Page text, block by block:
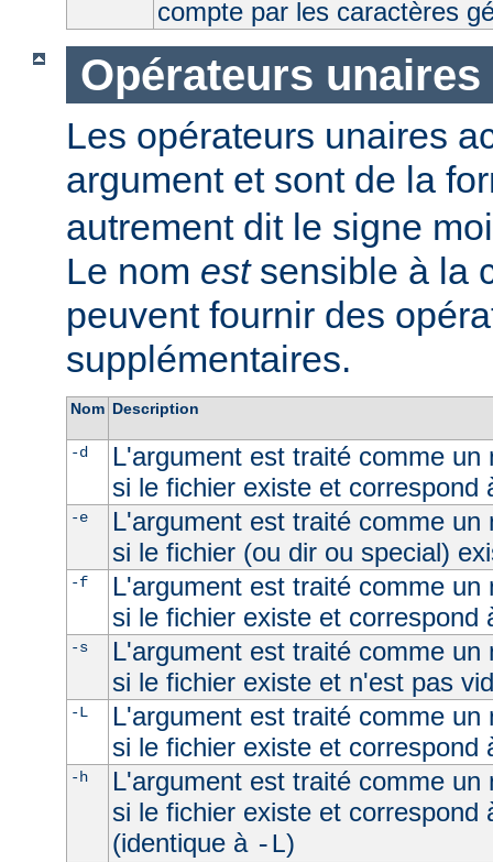
compte par les caractères
Opérateurs unaires
Les opérateurs unaires
argument et sont de la
autrement dit le signe
Le nom estsensible à la
peuvent fournir des
supplémentaires.
Nom Description
-d
L'argument est traité comme un
si le fichier existe et correspond
-e
L'argument est traité comme un
si le fichier (ou dir ou special)
-f
L'argument est traité comme un
si le fichier existe et correspond
-s
L'argument est traité comme un
si le fichier existe et n'est pas
-L
L'argument est traité comme un
si le fichier existe et correspond
-h
L'argument est traité comme un
si le fichier existe et correspond
(identique à -L)